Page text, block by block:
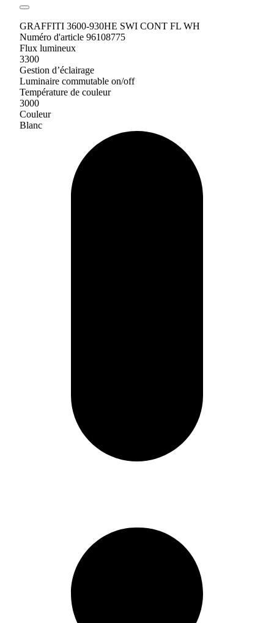
GRAFFITI 3600-930HE SWI CONT FL WH
Numéro d'article 96108775
Flux lumineux
3300
Gestion d’éclairage
Luminaire commutable on/off
Température de couleur
3000
Couleur
Blanc